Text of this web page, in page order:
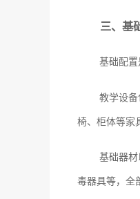
三、基
基础配置
教学设
椅、柜体等家
基础器
毒器具等，全